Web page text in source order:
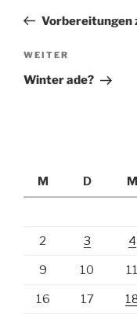
Beitrag
Vorbereitungen
Nächster
Beitrag
WEITER
Winter ade?
M
D M
2 3 4
9 10 11
16 17